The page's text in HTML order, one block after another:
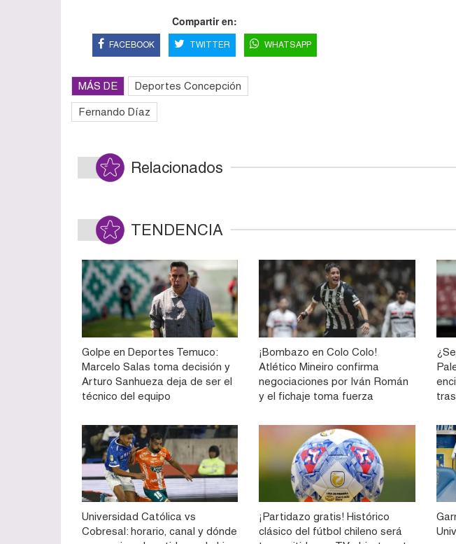
Compartir en:
FACEBOOK TWITTER WHATSAPP
MÁS DE Deportes Concepción
Fernando Díaz
Relacionados
TENDENCIA
Golpe en Deportes Temuco:
Marcelo Salas toma decisión y
Arturo Sanhueza deja de ser el
técnico del equipo
¡Bombazo en Colo Colo!
Atlético Mineiro confirma
negociaciones por Iván Román
y el fichaje toma fuerza
Universidad Católica vs
Cobresal: horario, canal y dónde
¡Partidazo gratis! Histórico
clásico del fútbol chileno será